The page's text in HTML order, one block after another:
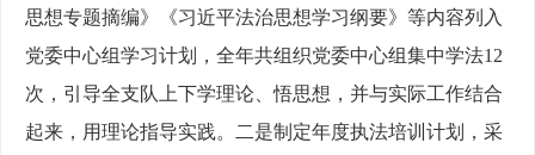
思想专题摘编》《习近平法治思想学习纲要》等内容列入
党委中心组学习计划，全年共组织党委中心组集中学法12
次，引导全支队上下学理论、悟思想，并与实际工作结合
起来，用理论指导实践。二是制定年度执法培训计划，采